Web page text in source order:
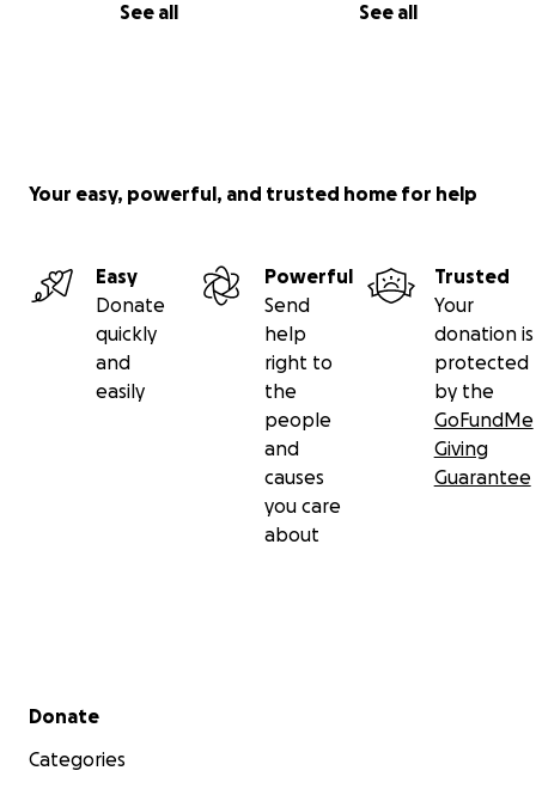
See all See all
Your easy, powerful, and trusted home for help
Easy
Donate
quickly
and
easily
Powerful
Send
help
right to
the
people
and
causes
you care
about
Trusted
Your
donation is
protected
by the
GoFundMe
Giving
Guarantee
Secondary menu
Donate
Categories